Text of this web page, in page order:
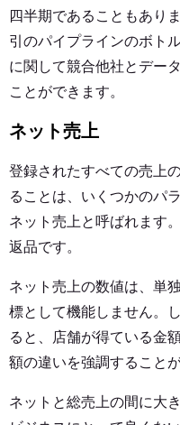
四半期であることもあり
引のパイプラインのボト
に関して競合他社とデー
ことができます。
ネット売上
登録されたすべての売上
ることは、いくつかのパ
ネット売上と呼ばれます
返品です。
ネット売上の数値は、単
標として機能しません。
ると、店舗が得ている金
額の違いを強調することが
ネットと総売上の間に大